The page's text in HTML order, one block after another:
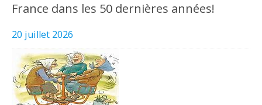
France dans les 50 dernières années!
20 juillet 2026